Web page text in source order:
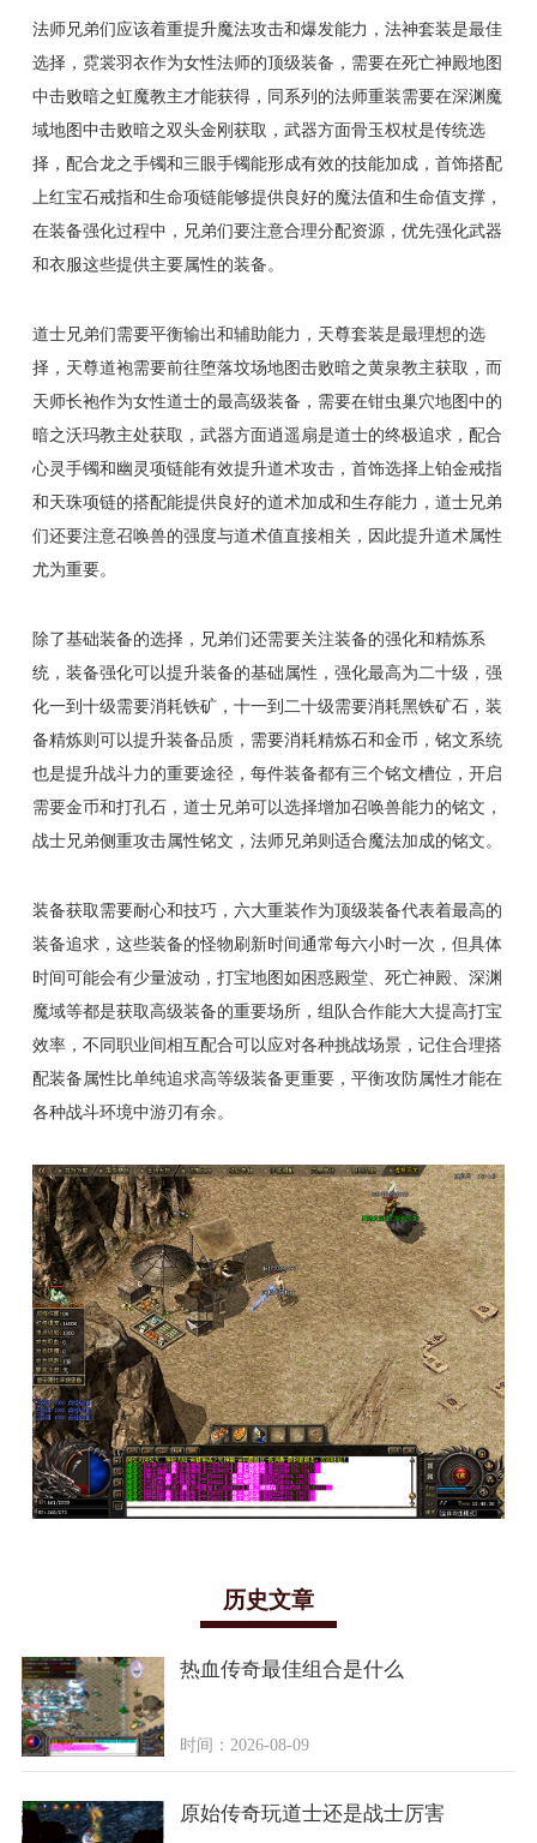
法师兄弟们应该着重提升魔法攻击和爆发能力，法神套装是最佳
选择，霓裳羽衣作为女性法师的顶级装备，需要在死亡神殿地图
中击败暗之虹魔教主才能获得，同系列的法师重装需要在深渊魔
域地图中击败暗之双头金刚获取，武器方面骨玉权杖是传统选
择，配合龙之手镯和三眼手镯能形成有效的技能加成，首饰搭配
上红宝石戒指和生命项链能够提供良好的魔法值和生命值支撑，
在装备强化过程中，兄弟们要注意合理分配资源，优先强化武器
和衣服这些提供主要属性的装备。
道士兄弟们需要平衡输出和辅助能力，天尊套装是最理想的选
择，天尊道袍需要前往堕落坟场地图击败暗之黄泉教主获取，而
天师长袍作为女性道士的最高级装备，需要在钳虫巢穴地图中的
暗之沃玛教主处获取，武器方面逍遥扇是道士的终极追求，配合
心灵手镯和幽灵项链能有效提升道术攻击，首饰选择上铂金戒指
和天珠项链的搭配能提供良好的道术加成和生存能力，道士兄弟
们还要注意召唤兽的强度与道术值直接相关，因此提升道术属性
尤为重要。
除了基础装备的选择，兄弟们还需要关注装备的强化和精炼系
统，装备强化可以提升装备的基础属性，强化最高为二十级，强
化一到十级需要消耗铁矿，十一到二十级需要消耗黑铁矿石，装
备精炼则可以提升装备品质，需要消耗精炼石和金币，铭文系统
也是提升战斗力的重要途径，每件装备都有三个铭文槽位，开启
需要金币和打孔石，道士兄弟可以选择增加召唤兽能力的铭文，
战士兄弟侧重攻击属性铭文，法师兄弟则适合魔法加成的铭文。
装备获取需要耐心和技巧，六大重装作为顶级装备代表着最高的
装备追求，这些装备的怪物刷新时间通常每六小时一次，但具体
时间可能会有少量波动，打宝地图如困惑殿堂、死亡神殿、深渊
魔域等都是获取高级装备的重要场所，组队合作能大大提高打宝
效率，不同职业间相互配合可以应对各种挑战场景，记住合理搭
配装备属性比单纯追求高等级装备更重要，平衡攻防属性才能在
各种战斗环境中游刃有余。
历史文章
热血传奇最佳组合是什么
时间：2026-08-09
原始传奇玩道士还是战士厉害